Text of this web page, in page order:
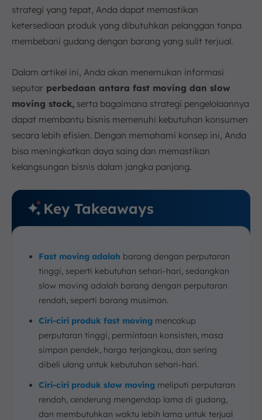
b. Manajemen Rantai Pasok
c. Promosi dan Pemasaran
a. Identifikasi dan Pemantauan
b. Strategi Penjualan
c. Pengelolaan Persediaan
8. Dampak Fast Moving dan Slow Moving Stock
terhadap Bisnis
a. Dampak Fast Moving Stock
b. Dampak Slow Moving Stock
Inventaris ScaleOcean
10. Kesimpulan
strategi yang tepat, Anda dapat memastikan
ketersediaan produk yang dibutuhkan pelanggan tanpa
membebani gudang dengan barang yang sulit terjual.
Dalam artikel ini, Anda akan menemukan informasi
seputar perbedaan antara fast moving dan slow
moving stock, serta bagaimana strategi pengelolaannya
dapat membantu bisnis memenuhi kebutuhan konsumen
secara lebih efisien. Dengan memahami konsep ini, Anda
bisa meningkatkan daya saing dan memastikan
kelangsungan bisnis dalam jangka panjang.
Key Takeaways
Fast moving adalah barang dengan perputaran
tinggi, seperti kebutuhan sehari-hari, sedangkan
slow moving adalah barang dengan perputaran
rendah, seperti barang musiman.
Ciri-ciri produk fast moving mencakup
perputaran tinggi, permintaan konsisten, masa
simpan pendek, harga terjangkau, dan sering
dibeli ulang untuk kebutuhan sehari-hari.
Ciri-ciri produk slow moving meliputi perputaran
rendah, cenderung mengendap lama di gudang,
dan membutuhkan waktu lebih lama untuk terjual